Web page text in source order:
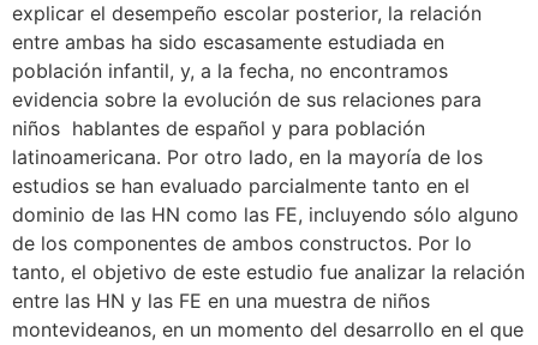
explicar el desempeño escolar posterior, la relación
entre ambas ha sido escasamente estudiada en
población infantil, y, a la fecha, no encontramos
evidencia sobre la evolución de sus relaciones para
niños hablantes de español y para población
latinoamericana. Por otro lado, en la mayoría de los
estudios se han evaluado parcialmente tanto en el
dominio de las HN como las FE, incluyendo sólo alguno
de los componentes de ambos constructos. Por lo
tanto, el objetivo de este estudio fue analizar la relación
entre las HN y las FE en una muestra de niños
montevideanos, en un momento del desarrollo en el que